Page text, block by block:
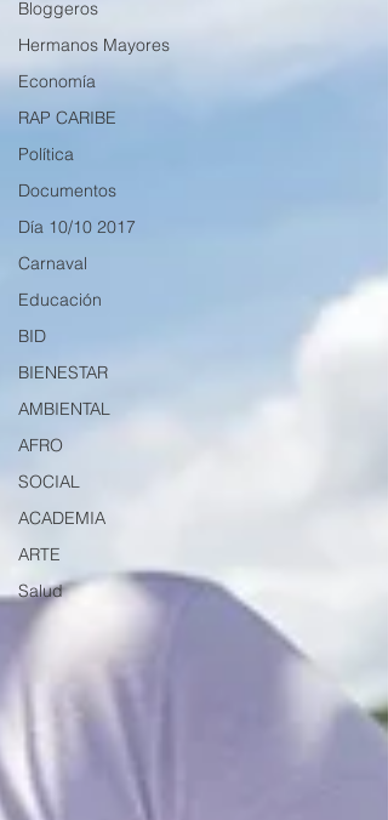
Bloggeros
Hermanos Mayores
Economía
RAP CARIBE
Política
Documentos
Día 10/10 2017
Carnaval
Educación
BID
BIENESTAR
AMBIENTAL
AFRO
SOCIAL
ACADEMIA
ARTE
Salud